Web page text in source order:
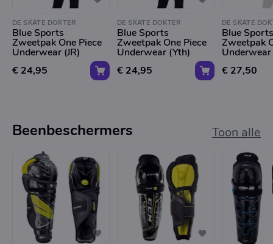
DE SKATE DOKTER
Blue Sports
Zweetpak One Piece
Underwear (JR)
€ 24,95
DE SKATE DOKTER
Blue Sports
Zweetpak One Piece
Underwear (Yth)
€ 24,95
DE SKATE
Blue Sports
Zweetpak
Underwear
€ 27,50
Beenbeschermers Toon alle